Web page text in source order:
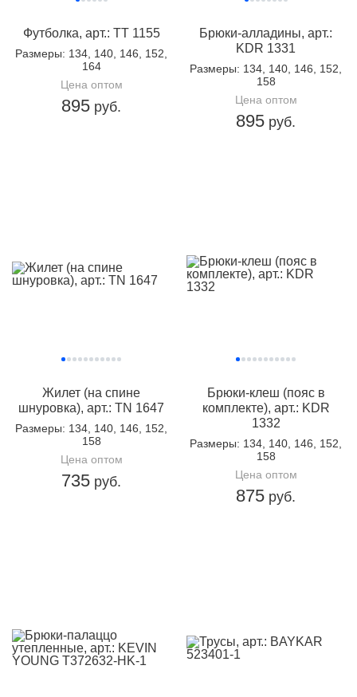
Футболка, арт.: TT 1155
Размеры: 134, 140, 146, 152,
164
Цена оптом
895 руб.
Брюки-алладины, арт.:
KDR 1331
Размеры: 134, 140, 146, 152,
158
Цена оптом
895 руб.
Жилет (на спине
шнуровка), арт.: TN 1647
Размеры: 134, 140, 146, 152,
158
Цена оптом
735 руб.
Брюки-клеш (пояс в
комплекте), арт.: KDR
1332
Размеры: 134, 140, 146, 152,
158
Цена оптом
875 руб.